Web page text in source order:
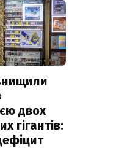
двох
гігантів: